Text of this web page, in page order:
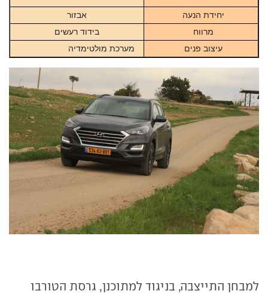
יחידת הנעה
אבזור
מרווח
בידוד רעשים
עיצוב פנים
מערכת מולטימדיה
למבחן התייצבה, בניגוד למתוכנן, גרסת הטורבו